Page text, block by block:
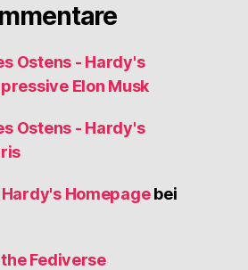
Ostens - Hardy's
Elon Musk
Ostens - Hardy's
Homepagebei
Fediverse